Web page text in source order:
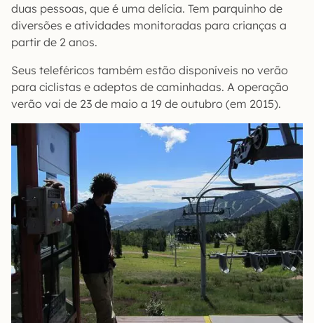
duas pessoas, que é uma delícia. Tem parquinho de
diversões e atividades monitoradas para crianças a
partir de 2 anos.
Seus teleféricos também estão disponíveis no verão
para ciclistas e adeptos de caminhadas. A operação
verão vai de 23 de maio a 19 de outubro (em 2015).